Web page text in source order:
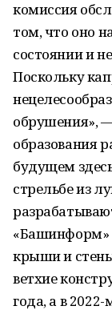
комиссия
том, что оно
состоянии и
Поскольку
обрушения»,
образования
будущем
стрельбе из
«Башинформ»
крыши и
ветхие
года, а в